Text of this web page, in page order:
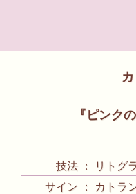
『ピンク
技法 ： リトグラ
サイン ： カトラン